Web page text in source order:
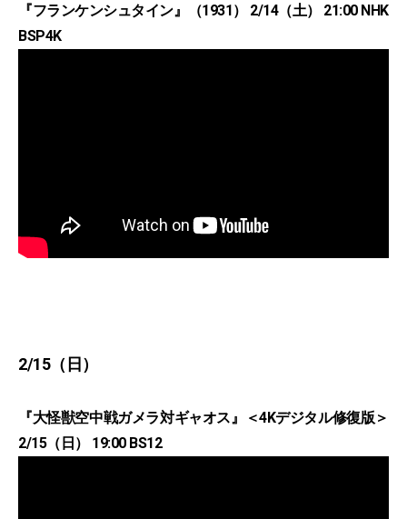
『フランケンシュタイン』（1931） 2/14（土） 21:00 NHK
BSP4K
2/15（日）
『大怪獣空中戦ガメラ対ギャオス』＜4Kデジタル修復版＞
2/15（日） 19:00 BS12